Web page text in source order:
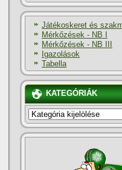
Játékoskeret és
Mérkőzések - NB I
Mérkőzések - NB III
Igazolások
Tabella
KATEGÓRIÁK
KATEGÓRIÁK